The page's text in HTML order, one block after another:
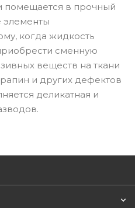
помещается в прочный
элементы
когда жидкость
сменную
веществ на ткани
и других дефектов
деликатная и